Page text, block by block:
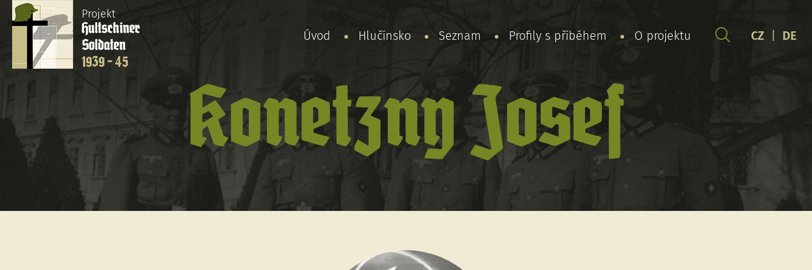
Projekt
Hultschiner
Soldaten
1939 - 45
Úvod Hlučínsko Seznam Profily s příběhem O projektu CZ DE
Konetzny Josef